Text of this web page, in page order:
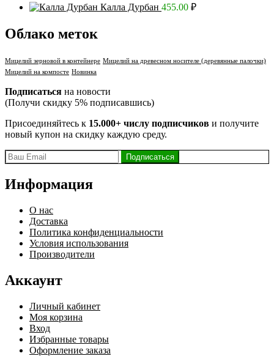
Калла Дурбан 455.00 ₽
Облако меток
Мицелий зерновой в контейнере Мицелий на древесном носителе (деревянные палочки)
Мицелий на компосте Новинка
Подписаться на новости
(Получи скидку 5% подписавшись)
Присоединяйтесь к 15.000+ числу подписчиков и получите
новый купон на скидку каждую среду.
Информация
О нас
Доставка
Политика конфиденциальности
Условия использования
Производители
Аккаунт
Личный кабинет
Моя корзина
Вход
Избранные товары
Оформление заказа